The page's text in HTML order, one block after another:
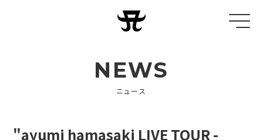
NEWS
ニュース
"ayumi hamasaki LIVE TOUR -